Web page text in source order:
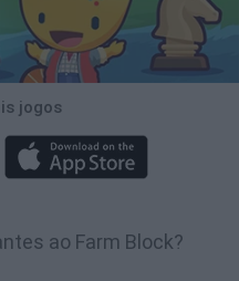
jogos
ao Farm Block?